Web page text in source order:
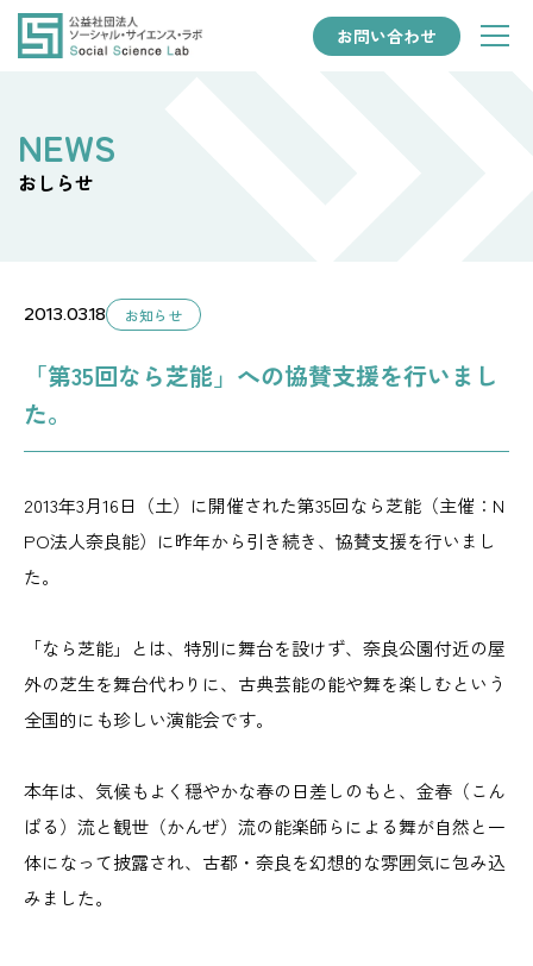
お問い合わせ
おしらせ
2013.03.18 お知らせ
「第35回なら芝能」への協賛支援を行いまし
た。
2013年3月16日（土）に開催された第35回なら芝能（主催：N
PO法人奈良能）に昨年から引き続き、協賛支援を行いまし
た。
「なら芝能」とは、特別に舞台を設けず、奈良公園付近の屋
外の芝生を舞台代わりに、古典芸能の能や舞を楽しむという
全国的にも珍しい演能会です。
本年は、気候もよく穏やかな春の日差しのもと、金春（こん
ぱる）流と観世（かんぜ）流の能楽師らによる舞が自然と一
体になって披露され、古都・奈良を幻想的な雰囲気に包み込
みました。